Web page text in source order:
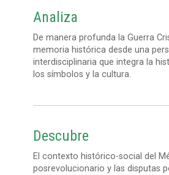
Analiza
De manera profunda la Guerra
memoria histórica desde una
interdisciplinaria que integra la
los símbolos y la cultura.
Descubre
El contexto histórico-social del
posrevolucionario y las disputas